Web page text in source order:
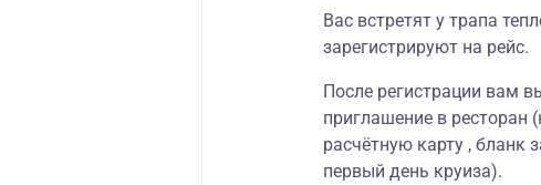
Вас встретят у трапа
зарегистрируют на рейс.
После регистрации вам
приглашение в ресторан
расчётную карту , бланк
первый день круиза).